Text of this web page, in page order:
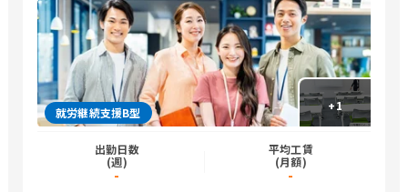
バス停下車 徒歩3分
+1
就労継続支援B型
出勤日数
(週)
-
平均工賃
(月額)
-